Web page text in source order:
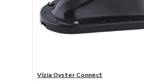
Vízia Oyster Connect